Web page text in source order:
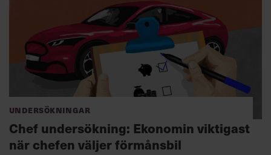
Undersökningar
Chef undersökning: Ekonomin viktigast
när chefen väljer förmånsbil